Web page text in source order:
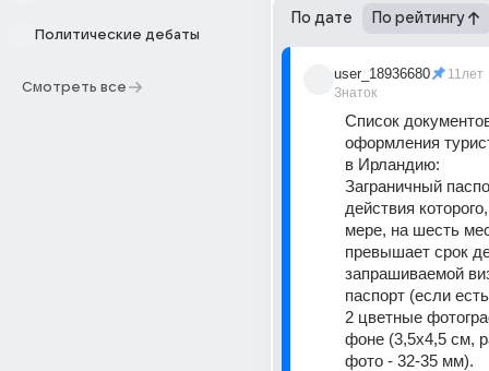
Политические дебаты
Смотреть все
По дате По рейтингу
user_18936680
Знаток
11лет
Список
оформления
в Ирландию:
Заграничный
действия
мере, на шесть
превышает срок
запрашиваемой
паспорт (если
2 цветные
фоне (3,5х4,5 см,
фото - 32-35 мм).